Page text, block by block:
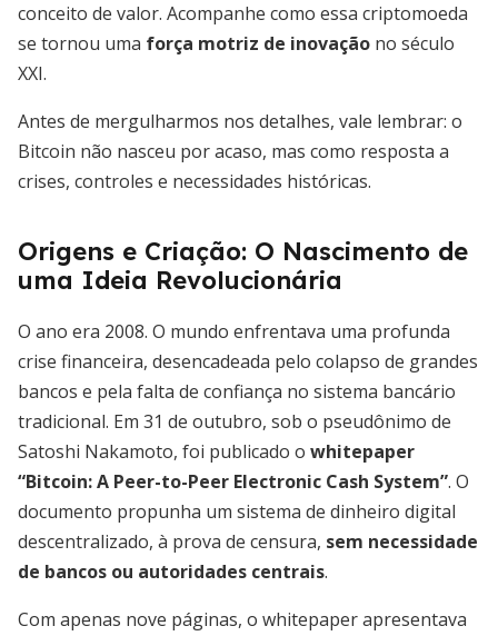
conceito de valor. Acompanhe como essa criptomoeda
se tornou uma força motriz de inovação no século
XXI.
Antes de mergulharmos nos detalhes, vale lembrar: o
Bitcoin não nasceu por acaso, mas como resposta a
crises, controles e necessidades históricas.
Origens e Criação: O Nascimento de
uma Ideia Revolucionária
O ano era 2008. O mundo enfrentava uma profunda
crise financeira, desencadeada pelo colapso de grandes
bancos e pela falta de confiança no sistema bancário
tradicional. Em 31 de outubro, sob o pseudônimo de
Satoshi Nakamoto, foi publicado o whitepaper
“Bitcoin: A Peer-to-Peer Electronic Cash System”. O
documento propunha um sistema de dinheiro digital
descentralizado, à prova de censura, sem necessidade
de bancos ou autoridades centrais.
Com apenas nove páginas, o whitepaper apresentava